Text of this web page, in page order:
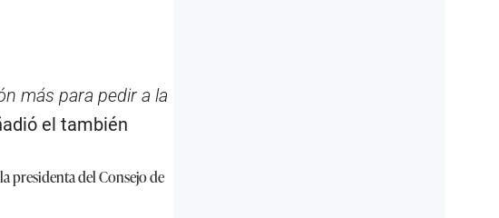
más para pedir a la
el también
presidenta del Consejo de